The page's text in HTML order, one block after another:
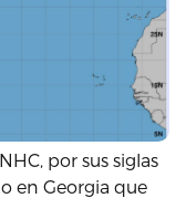
por sus siglas
en Georgia que